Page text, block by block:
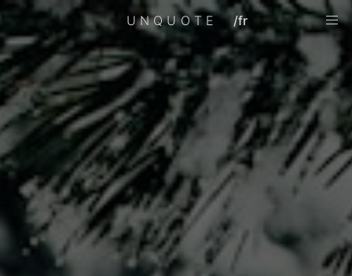
UNQUOTE /fr